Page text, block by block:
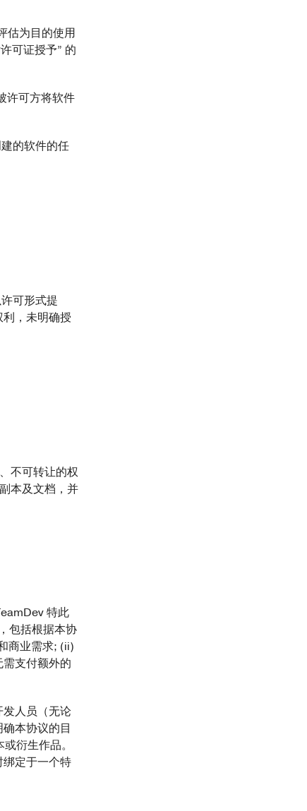
估为目的使用
可证授予” 的
许可方将软件
的软件的任
可形式提
，未明确授
不可转让的权
本及文档，并
特此
包括根据本协
商业需求; (ii)
支付额外的
人员（无论
本协议的目
衍生作品。
定于一个特